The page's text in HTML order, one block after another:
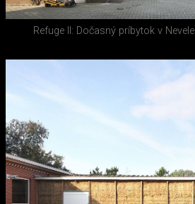
Refuge II: Dočasný príbytok v Nevele